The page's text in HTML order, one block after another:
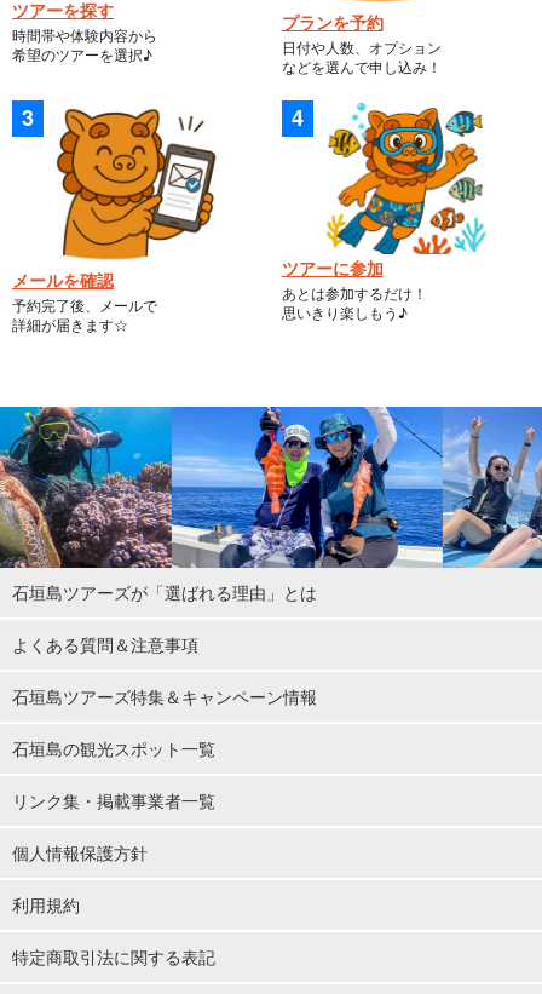
ツアーを探す
時間帯や体験内容から
希望のツアーを選択♪
プランを予約
日付や人数、オプション
などを選んで申し込み！
メールを確認
予約完了後、メールで
詳細が届きます☆
ツアーに参加
あとは参加するだけ！
思いきり楽しもう♪
石垣島ツアーズが「選ばれる理由」とは
よくある質問＆注意事項
石垣島ツアーズ特集＆キャンペーン情報
石垣島の観光スポット一覧
リンク集・掲載事業者一覧
個人情報保護方針
利用規約
特定商取引法に関する表記